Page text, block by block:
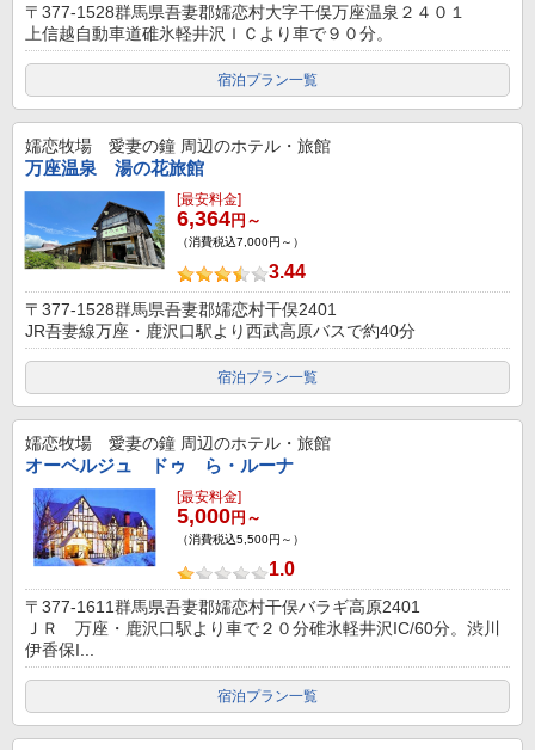
〒377-1528群馬県吾妻郡嬬恋村大字干俣万座温泉２４０１
上信越自動車道碓氷軽井沢ＩＣより車で９０分。
宿泊プラン一覧
嬬恋牧場 愛妻の鐘 周辺のホテル・旅館
万座温泉 湯の花旅館
[最安料金]
6,364円～
（消費税込7,000円～）
3.44
〒377-1528群馬県吾妻郡嬬恋村干俣2401
JR吾妻線万座・鹿沢口駅より西武高原バスで約40分
宿泊プラン一覧
嬬恋牧場 愛妻の鐘 周辺のホテル・旅館
オーベルジュ ドゥ ら・ルーナ
[最安料金]
5,000円～
（消費税込5,500円～）
1.0
〒377-1611群馬県吾妻郡嬬恋村干俣バラギ高原2401
ＪＲ 万座・鹿沢口駅より車で２０分碓氷軽井沢IC/60分。渋川
伊香保I...
宿泊プラン一覧